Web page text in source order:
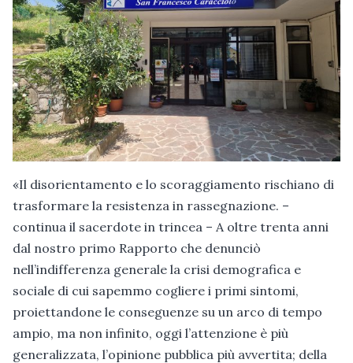
«Il disorientamento e lo scoraggiamento rischiano di
trasformare la resistenza in rassegnazione. –
continua il sacerdote in trincea – A oltre trenta anni
dal nostro primo Rapporto che denunciò
nell’indifferenza generale la crisi demografica e
sociale di cui sapemmo cogliere i primi sintomi,
proiettandone le conseguenze su un arco di tempo
ampio, ma non infinito, oggi l’attenzione è più
generalizzata, l’opinione pubblica più avvertita; della